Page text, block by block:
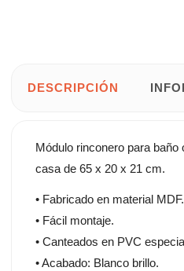
DESCRIPCIÓN
Módulo rinconero para
casa de 65 x 20 x 21 cm.
• Fabricado en material MDF.
• Fácil montaje.
• Canteados en PVC
• Acabado: Blanco brillo.